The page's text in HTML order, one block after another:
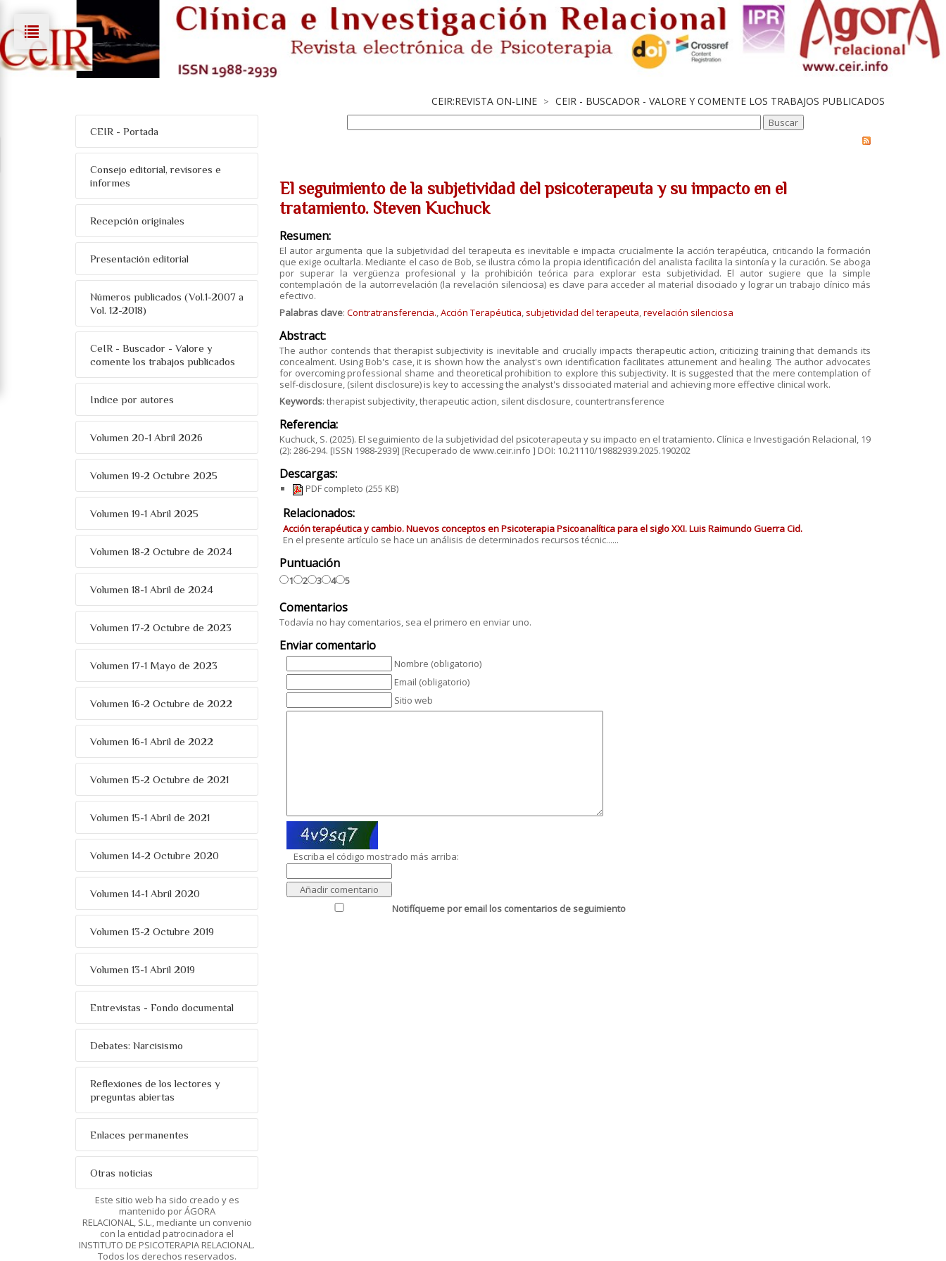
CEIR:REVISTA ON-LINE > CEIR - BUSCADOR - VALORE Y COMENTE LOS TRABAJOS PUBLICADOS
CEIR - Portada
Consejo editorial, revisores e
informes
Recepción originales
Presentación editorial
Números publicados (Vol.1-2007 a
Vol. 12-2018)
CeIR - Buscador - Valore y
comente los trabajos publicados
Indice por autores
Volumen 20-1 Abril 2026
Volumen 19-2 Octubre 2025
Volumen 19-1 Abril 2025
Volumen 18-2 Octubre de 2024
Volumen 18-1 Abril de 2024
Volumen 17-2 Octubre de 2023
Volumen 17-1 Mayo de 2023
Volumen 16-2 Octubre de 2022
Volumen 16-1 Abril de 2022
Volumen 15-2 Octubre de 2021
Volumen 15-1 Abril de 2021
Volumen 14-2 Octubre 2020
Volumen 14-1 Abril 2020
Volumen 13-2 Octubre 2019
Volumen 13-1 Abril 2019
Entrevistas - Fondo documental
Debates: Narcisismo
Reflexiones de los lectores y
preguntas abiertas
Enlaces permanentes
Otras noticias
Este sitio web ha sido creado y es
mantenido por ÁGORA
RELACIONAL, S.L., mediante un convenio
con la entidad patrocinadora el
INSTITUTO DE PSICOTERAPIA RELACIONAL.
Todos los derechos reservados.
El seguimiento de la subjetividad del psicoterapeuta y su impacto en el
tratamiento. Steven Kuchuck
Resumen:
El autor argumenta que la subjetividad del terapeuta es inevitable e impacta crucialmente la acción terapéutica, criticando la formación
que exige ocultarla. Mediante el caso de Bob, se ilustra cómo la propia identificación del analista facilita la sintonía y la curación. Se aboga
por superar la vergüenza profesional y la prohibición teórica para explorar esta subjetividad. El autor sugiere que la simple
contemplación de la autorrevelación (la revelación silenciosa) es clave para acceder al material disociado y lograr un trabajo clínico más
efectivo.
Palabras clave: Contratransferencia.,Acción Terapéutica, subjetividad del terapeuta,revelación silenciosa
Abstract:
The author contends that therapist subjectivity is inevitable and crucially impacts therapeutic action, criticizing training that demands its
concealment. Using Bob's case, it is shown how the analyst's own identification facilitates attunement and healing. The author advocates
for overcoming professional shame and theoretical prohibition to explore this subjectivity. It is suggested that the mere contemplation of
self-disclosure, (silent disclosure) is key to accessing the analyst's dissociated material and achieving more effective clinical work.
Keywords: therapist subjectivity, therapeutic action, silent disclosure, countertransference
Referencia:
Kuchuck, S. (2025). El seguimiento de la subjetividad del psicoterapeuta y su impacto en el tratamiento. Clínica e Investigación Relacional, 19
(2): 286-294. [ISSN 1988-2939] [Recuperado de www.ceir.info ] DOI: 10.21110/19882939.2025.190202
Descargas:
PDF completo (255 KB)
Relacionados:
Acción terapéutica y cambio. Nuevos conceptos en Psicoterapia Psicoanalítica para el siglo XXI. Luis Raimundo Guerra Cid.
En el presente artículo se hace un análisis de determinados recursos técnic......
Puntuación
1 2 3 4 5
Comentarios
Todavía no hay comentarios, sea el primero en enviar uno.
Enviar comentario
Nombre (obligatorio)
Email (obligatorio)
Sitio web
Escriba el código mostrado más arriba:
Notifíqueme por email los comentarios de seguimiento